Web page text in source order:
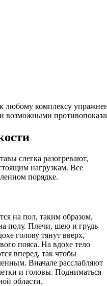
любому комплексу
возможными
слегка разогревают,
нагрузкам. Все
порядке.
на пол, таким образом,
полу. Плечи, шею и грудь
голову тянут вверх,
пояса. На вдохе тело
вперед, так чтобы
Вначале расслабляют
и головы. Подниматься
области.